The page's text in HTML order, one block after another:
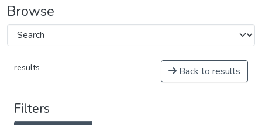
Browse
results Back to results
Filters